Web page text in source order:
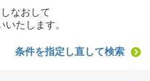
なおして
たします。
条件を指定し直して検索